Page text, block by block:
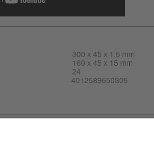
300 x 45 x 1,5 mm
160 x 45 x 15 mm
24
4012589650305